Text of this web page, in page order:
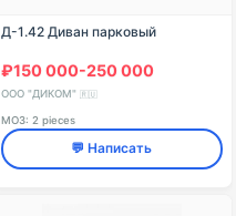
Д-1.42 Диван парковый
₽150 000-250 000
ООО "ДИКОМ" 🇷🇺
МОЗ: 2 pieces
💬 Написать